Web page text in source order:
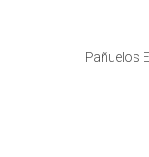
Pañuelos